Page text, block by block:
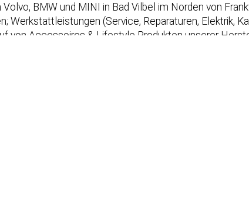
BMW und MINI in Bad Vilbel im Norden von
Werkstattleistungen (Service, Reparaturen, Elektrik,
von Accessoires & Lifestyle Produkten unserer